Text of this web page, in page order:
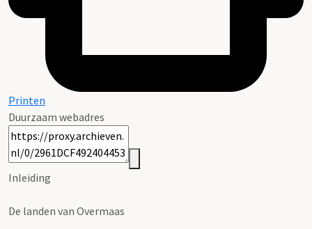
Printen
Duurzaam webadres
Inleiding
De landen van Overmaas